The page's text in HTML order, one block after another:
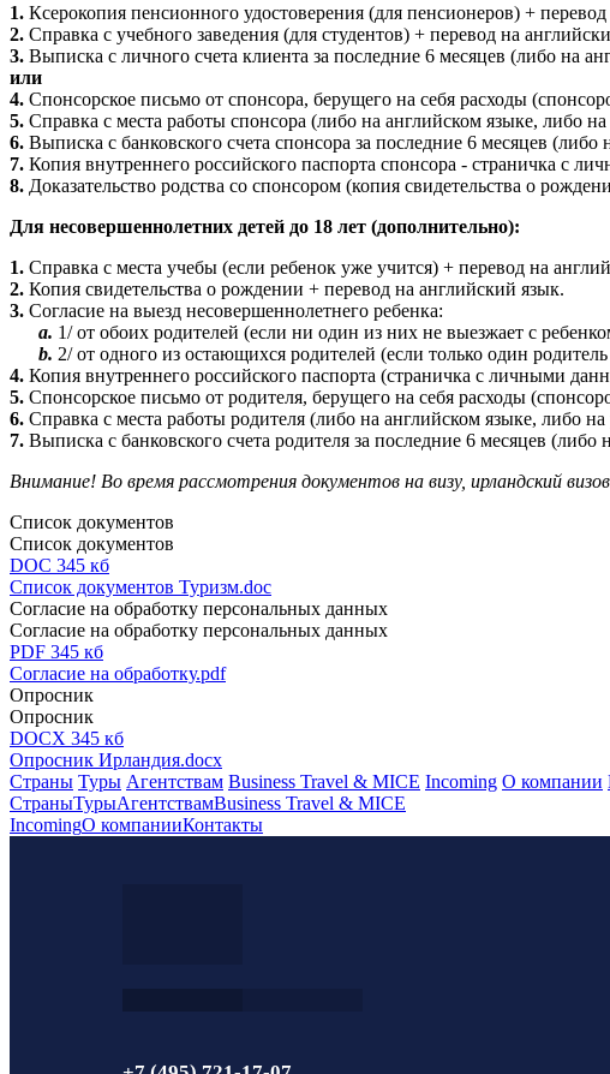
1. Ксерокопия пенсионного удостоверения (для пенсионеров) +
2. Справка с учебного заведения (для студентов) + перевод на
3. Выписка с личного счета клиента за последние 6 месяцев (либо на
или
4. Спонсорское письмо от спонсора, берущего на себя расходы
5. Справка с места работы спонсора (либо на английском языке, либо
6. Выписка с банковского счета спонсора за последние 6 месяцев
7. Копия внутреннего российского паспорта спонсора - страничка с
8. Доказательство родства со спонсором (копия свидетельства о
Для несовершеннолетних детей до 18 лет (дополнительно):
1. Справка с места учебы (если ребенок уже учится) + перевод на
2. Копия свидетельства о рождении + перевод на английский язык.
3. Согласие на выезд несовершеннолетнего ребенка:
a. 1/ от обоих родителей (если ни один из них не выезжает с
b. 2/ от одного из остающихся родителей (если только один
4. Копия внутреннего российского паспорта (страничка с личными
5. Спонсорское письмо от родителя, берущего на себя расходы
6. Справка с места работы родителя (либо на английском языке, либо
7. Выписка с банковского счета родителя за последние 6 месяцев
Внимание! Во время рассмотрения документов на визу, ирландский
Список документов
Список документов
DOC 345 кб
Список документов Туризм.doc
Согласие на обработку персональных данных
Согласие на обработку персональных данных
PDF 345 кб
Согласие на обработку.pdf
Опросник
Опросник
DOCX 345 кб
Опросник Ирландия.docx
Страны Туры Агентствам Business Travel & MICE Incoming О компании
СтраныТурыАгентствамBusiness Travel & MICE
IncomingО компанииКонтакты